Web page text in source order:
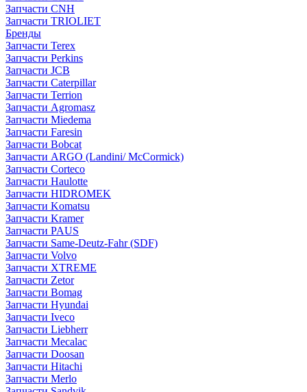
Запчасти CNH
Запчасти TRIOLIET
Бренды
Запчасти Terex
Запчасти Perkins
Запчасти JCB
Запчасти Caterpillar
Запчасти Terrion
Запчасти Agromasz
Запчасти Miedema
Запчасти Faresin
Запчасти Bobcat
Запчасти ARGO (Landini/ McCormick)
Запчасти Corteco
Запчасти Haulotte
Запчасти HIDROMEK
Запчасти Komatsu
Запчасти Kramer
Запчасти PAUS
Запчасти Same-Deutz-Fahr (SDF)
Запчасти Volvo
Запчасти XTREME
Запчасти Zetor
Запчасти Bomag
Запчасти Hyundai
Запчасти Iveco
Запчасти Liebherr
Запчасти Mecalac
Запчасти Doosan
Запчасти Hitachi
Запчасти Merlo